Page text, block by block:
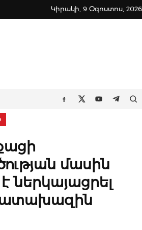
Կիրակի, 9 Օգոստոս, 2026
Facebook
TwitterYoutube
մասին
ներկայացրել